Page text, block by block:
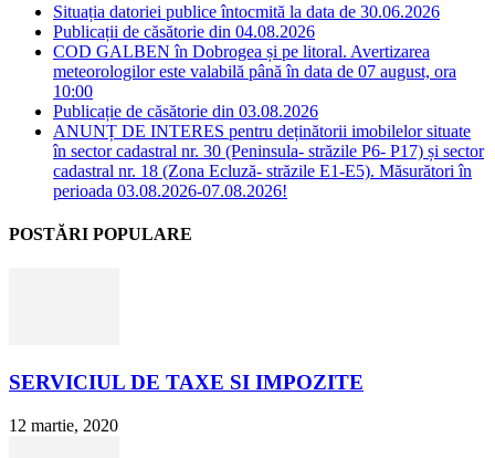
Situația datoriei publice întocmită la data de 30.06.2026
Publicații de căsătorie din 04.08.2026
COD GALBEN în Dobrogea și pe litoral. Avertizarea
meteorologilor este valabilă până în data de 07 august, ora
10:00
Publicație de căsătorie din 03.08.2026
ANUNȚ DE INTERES pentru deținătorii imobilelor situate
în sector cadastral nr. 30 (Peninsula- străzile P6- P17) și sector
cadastral nr. 18 (Zona Ecluză- străzile E1-E5). Măsurători în
perioada 03.08.2026-07.08.2026!
POSTĂRI POPULARE
SERVICIUL DE TAXE SI IMPOZITE
12 martie, 2020